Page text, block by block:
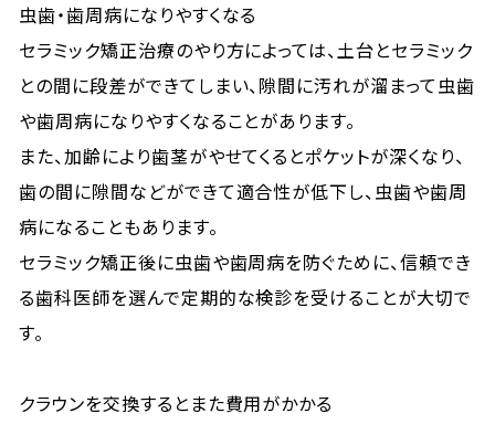
虫歯・歯周病になりやすくなる
セラミック矯正治療のやり方によっては、土台とセラミック
との間に段差ができてしまい、隙間に汚れが溜まって虫歯
や歯周病になりやすくなることがあります。
また、加齢により歯茎がやせてくるとポケットが深くなり、
歯の間に隙間などができて適合性が低下し、虫歯や歯周
病になることもあります。
セラミック矯正後に虫歯や歯周病を防ぐために、信頼でき
る歯科医師を選んで定期的な検診を受けることが大切で
す。
クラウンを交換するとまた費用がかかる